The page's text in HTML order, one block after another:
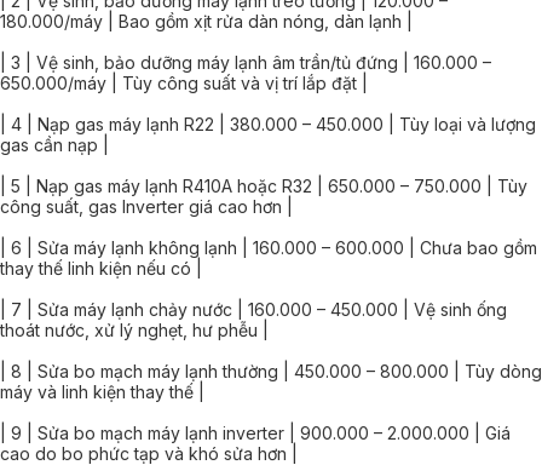
180.000/máy | Bao gồm xịt rửa dàn nóng, dàn lạnh |
| 3 | Vệ sinh, bảo dưỡng máy lạnh âm trần/tủ đứng | 160.000 –
650.000/máy | Tùy công suất và vị trí lắp đặt |
| 4 | Nạp gas máy lạnh R22 | 380.000 – 450.000 | Tùy loại và lượng
gas cần nạp |
| 5 | Nạp gas máy lạnh R410A hoặc R32 | 650.000 – 750.000 | Tùy
công suất, gas Inverter giá cao hơn |
| 6 | Sửa máy lạnh không lạnh | 160.000 – 600.000 | Chưa bao gồm
thay thế linh kiện nếu có |
| 7 | Sửa máy lạnh chảy nước | 160.000 – 450.000 | Vệ sinh ống
thoát nước, xử lý nghẹt, hư phễu |
| 8 | Sửa bo mạch máy lạnh thường | 450.000 – 800.000 | Tùy dòng
máy và linh kiện thay thế |
| 9 | Sửa bo mạch máy lạnh inverter | 900.000 – 2.000.000 | Giá
cao do bo phức tạp và khó sửa hơn |